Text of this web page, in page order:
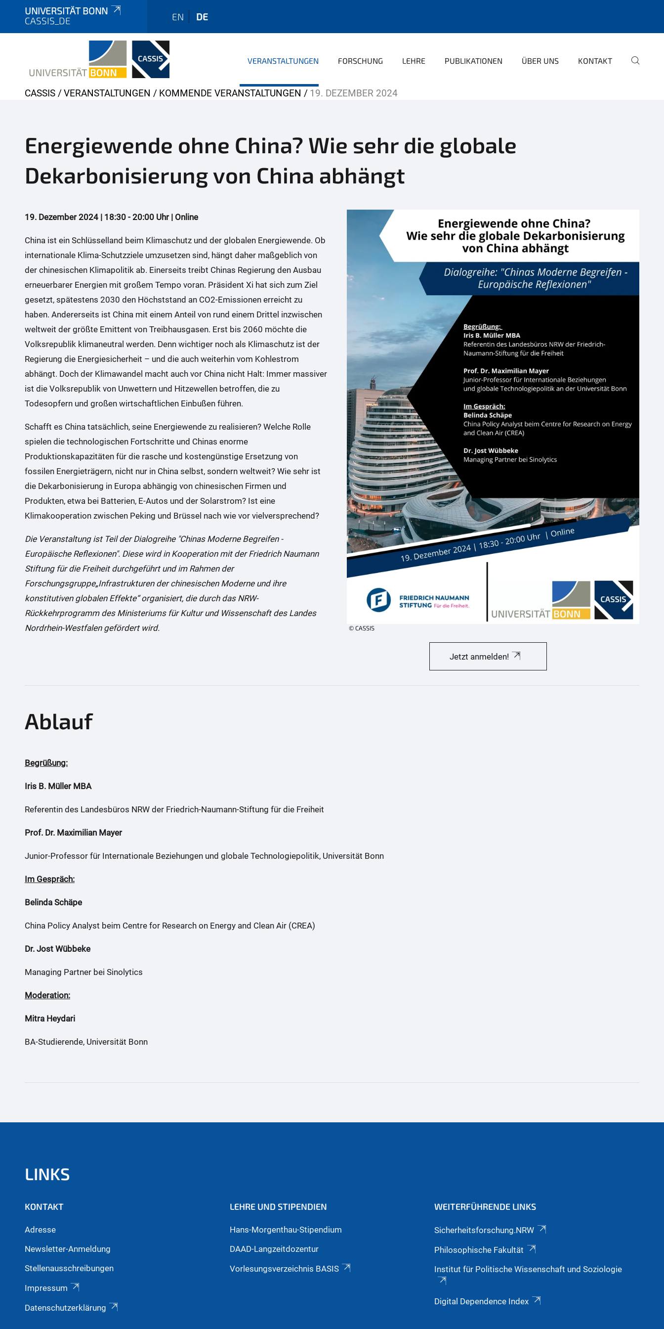
UNIVERSITÄT BONN
CASSIS_DE
EN DE
VERANSTALTUNGEN FORSCHUNG LEHRE PUBLIKATIONEN ÜBER UNS KONTAKT
Y
e
e
CASSIS VERANSTALTUNGEN KOMMENDE VERANSTALTUNGEN 19. DEZEMBER 2024
Energiewende ohne China? Wie sehr die globale
Dekarbonisierung von China abhängt
19. Dezember2024 | 18:30 - 20:00 Uhr | Online
China ist ein Schlüsselland beim Klimaschutz und der globalen Energiewende. Ob
internationale Klima-Schutzziele umzusetzen sind, hängt daher maßgeblich von
der chinesischen Klimapolitik ab. Einerseits treibt Chinas Regierung den Ausbau
erneuerbarer Energien mit großem Tempo voran. Präsident Xi hat sich zum Ziel
gesetzt, spätestens 2030 den Höchststand an CO2-Emissionen erreicht zu
haben. Andererseits ist China mit einem Anteil von rund einem Drittel inzwischen
weltweit der größte Emittent von Treibhausgasen. Erst bis 2060 möchte die
Volksrepublik klimaneutral werden. Denn wichtiger noch als Klimaschutz ist der
Regierung die Energiesicherheit – und die auch weiterhin vom Kohlestrom
abhängt. Doch der Klimawandel macht auch vor China nicht Halt: Immer massiver
ist die Volksrepublik von Unwettern und Hitzewellen betroffen, die zu
Todesopfern und großen wirtschaftlichen Einbußen führen.
Schafft es China tatsächlich, seine Energiewende zu realisieren? Welche Rolle
spielen die technologischen Fortschritte und Chinas enorme
Produktionskapazitäten für die rasche und kostengünstige Ersetzung von
fossilen Energieträgern, nicht nur in China selbst, sondern weltweit? Wie sehr ist
die Dekarbonisierung in Europa abhängig von chinesischen Firmen und
Produkten, etwa bei Batterien, E-Autos und der Solarstrom? Ist eine
Klimakooperation zwischen Peking und Brüssel nach wie vor vielversprechend?
Die Veranstaltung ist Teil der Dialogreihe "Chinas Moderne Begreifen -
Europäische Reflexionen". Diese wird in Kooperation mit der Friedrich Naumann
Stiftung für die Freiheit durchgeführt und im Rahmen der
Forschungsgruppe„Infrastrukturen der chinesischen Moderne und ihre
konstitutiven globalen Effekte“ organisiert, die durch das NRW-
Rückkehrprogramm des Ministeriums für Kultur und Wissenschaft des Landes
Nordrhein-Westfalen gefördert wird.
© CASSIS
Jetzt anmelden!
Ablauf
Begrüßung:
Iris B. Müller MBA
Referentin des Landesbüros NRW der Friedrich-Naumann-Stiftung für die Freiheit
Prof. Dr. Maximilian Mayer
Junior-Professor für Internationale Beziehungen und globale Technologiepolitik, Universität Bonn
Im Gespräch:
Belinda Schäpe
China Policy Analyst beim Centre for Research on Energy and Clean Air (CREA)
Dr. Jost Wübbeke
Managing Partner bei Sinolytics
Moderation:
Mitra Heydari
BA-Studierende, Universität Bonn
LINKS
KONTAKT
Adresse
Newsletter-Anmeldung
Stellenausschreibungen
Impressum
Datenschutzerklärung
LEHRE UND STIPENDIEN
Hans-Morgenthau-Stipendium
DAAD-Langzeitdozentur
Vorlesungsverzeichnis BASIS
WEITERFÜHRENDE LINKS
Sicherheitsforschung.NRW
Philosophische Fakultät
Institut für Politische Wissenschaft und Soziologie
Digital Dependence Index